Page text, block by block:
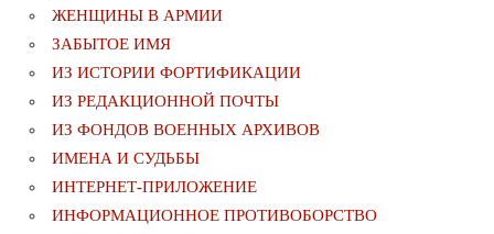
ЖЕНЩИНЫ В АРМИИ
ЗАБЫТОЕ ИМЯ
ИЗ ИСТОРИИ ФОРТИФИКАЦИИ
ИЗ РЕДАКЦИОННОЙ ПОЧТЫ
ИЗ ФОНДОВ ВОЕННЫХ АРХИВОВ
ИМЕНА И СУДЬБЫ
ИНТЕРНЕТ-ПРИЛОЖЕНИЕ
ИНФОРМАЦИОННОЕ ПРОТИВОБОРСТВО